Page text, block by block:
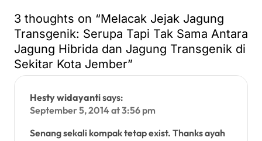
3 thoughts on “Melacak Jejak Jagung
Transgenik: Serupa Tapi Tak Sama Antara
Jagung Hibrida dan Jagung Transgenik di
Sekitar Kota Jember”
Hesty widayantisays:
September 5, 2014 at 3:56 pm
Senang sekali kompak tetap exist. Thanks ayah